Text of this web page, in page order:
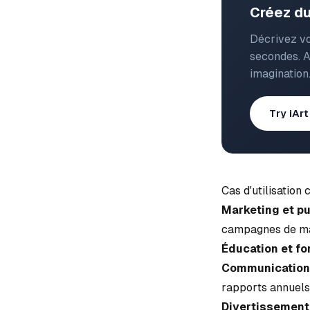
Créez
Décrivez
secondes.
imagination.
Try
Cas d'utilisation
Marketing et
campagnes de
Éducation et
rapports annuels
Divertissement